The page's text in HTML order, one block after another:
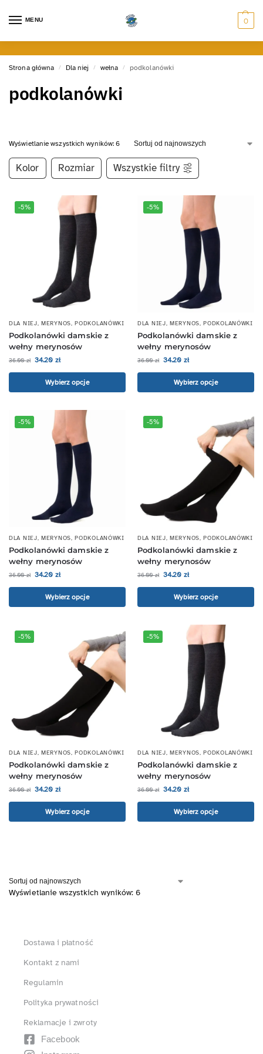
MENU 0
Strona główna / Dla niej / wełna / podkolanówki
podkolanówki
Wyświetlanie wszystkich wyników: 6
Kolor Rozmiar Wszystkie filtry
-5%
DLA NIEJ,MERYNOS,PODKOLANÓWKI
Podkolanówki damskie z
wełny merynosów
36.00zł 34.20 zł
Wybierz opcje
-5%
DLA NIEJ,MERYNOS,PODKOLANÓWKI
Podkolanówki damskie z
wełny merynosów
36.00zł 34.20 zł
Wybierz opcje
-5%
DLA NIEJ,MERYNOS,PODKOLANÓWKI
Podkolanówki damskie z
wełny merynosów
36.00zł 34.20 zł
Wybierz opcje
-5%
DLA NIEJ,MERYNOS,PODKOLANÓWKI
Podkolanówki damskie z
wełny merynosów
36.00zł 34.20 zł
Wybierz opcje
-5%
DLA NIEJ,MERYNOS,PODKOLANÓWKI
Podkolanówki damskie z
wełny merynosów
36.00zł 34.20 zł
Wybierz opcje
-5%
DLA NIEJ,MERYNOS,PODKOLANÓWKI
Podkolanówki damskie z
wełny merynosów
36.00zł 34.20 zł
Wybierz opcje
Wyświetlanie wszystkich wyników: 6
Dostawa i płatność
Kontakt z nami
Regulamin
Polityka prywatności
Reklamacje i zwroty
Facebook